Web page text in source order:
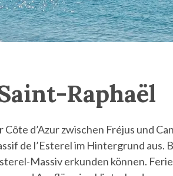
Raphaël
Côte d’Azur zwischen Fréjus und
de l’Esterel im Hintergrund aus.
Massiv erkunden können.